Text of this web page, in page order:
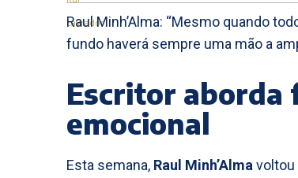
Raul Minh’Alma: “Mesmo quando
fundo haverá sempre uma mão a
Escritor aborda
emocional
Esta semana, Raul Minh’Alma voltou